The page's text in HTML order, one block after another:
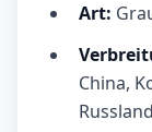
Art:
China,